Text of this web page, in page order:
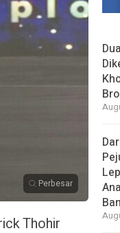
Perbesar
Thohir